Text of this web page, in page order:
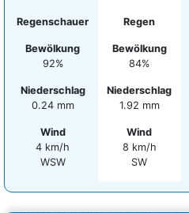
Regenschauer
Bewölkung
92%
Niederschlag
0.24 mm
Wind
4 km/h
WSW
Regen
Bewölkung
84%
Niederschlag
1.92 mm
Wind
8 km/h
SW